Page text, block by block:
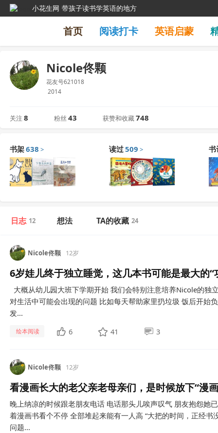
小花生网 带孩子读书学英语的地方
首页 阅读打卡 英语启蒙
Nicole佟颗
花友号621018
2014
关注 8 粉丝 43 获赞和收藏748
书架638 > 读过509 > 书
日志 12 想法 TA的收藏 24
Nicole佟颗 12岁
6岁娃儿终于独立睡觉，这几本书可能是最大的“
大概从幼儿园大班下学期开始 我们会特别注意培养Nicole的独
对生活中可能会出现的问题 比如每天帮助家里扔垃圾 饭后开始
发...
绘本阅读 6 41 3
Nicole佟颗 12岁
看漫画长大的老父亲老母亲们，是时候放下“漫
晚上纳凉的时候跟老朋友电话 电话那头儿唉声叹气 朋友抱怨她
着漫画书看个不停 全部堆起来能有一人高 “大把的时间，正经书
问题...